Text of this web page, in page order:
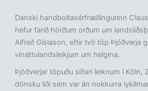
Danski handboltasérfræðingurinn
hefur farið hörðum orðum um
Alfreð Gíslason, eftir tvö töp Þjóðverja
vináttulandsleikjum um helgina.
Þjóðverjar töpuðu síðari leiknum í Köln,
dönsku liði sem var án nokkurra